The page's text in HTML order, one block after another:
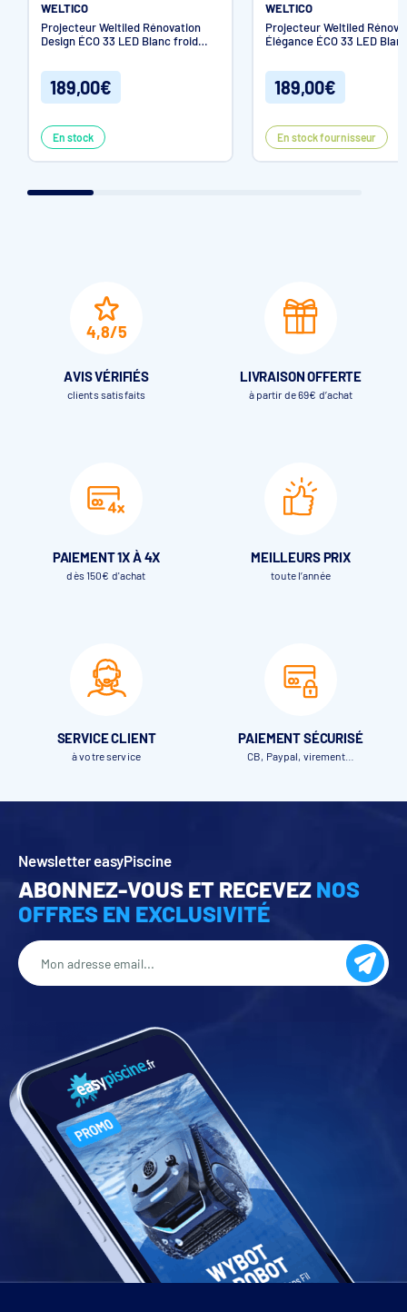
WELTICO
Projecteur Weltiled Rénovation
Design ÉCO 33 LED Blanc froid
189,00€
En stock
WELTICO
Projecteur Weltiled
Élégance ÉCO 33 LED
189,00€
En stock fournisseur
4,8/5
AVIS VÉRIFIÉS
clients satisfaits
LIVRAISON OFFERTE
à partir de 69€ d’achat
PAIEMENT 1X À 4X
dès 150€ d'achat
MEILLEURS PRIX
toute l’année
SERVICE CLIENT
à votre service
PAIEMENT SÉCURISÉ
CB, Paypal, virement…
Newsletter easyPiscine
ABONNEZ-VOUS ET RECEVEZ NOS
OFFRES EN EXCLUSIVITÉ